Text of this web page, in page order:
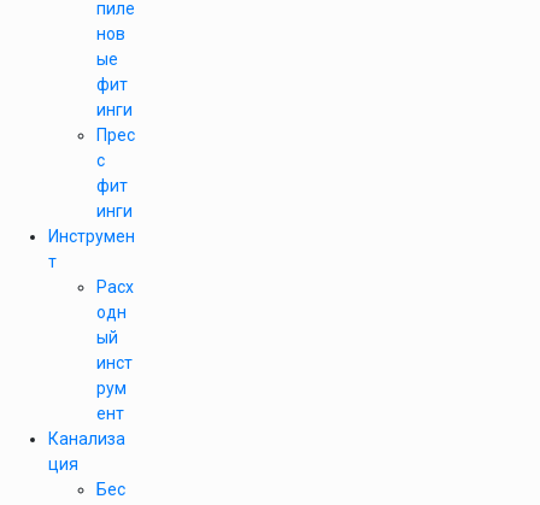
пиле
нов
ые
фит
инги
Прес
с
фит
инги
Инструмен
т
Расх
одн
ый
инст
рум
ент
Канализа
ция
Бес